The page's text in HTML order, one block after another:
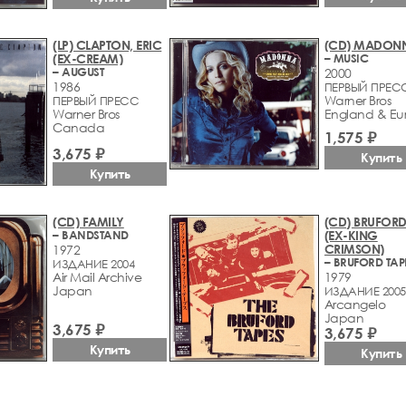
(LP) CLAPTON, ERIC
(EX-CREAM)
– AUGUST
1986
ПЕРВЫЙ ПРЕСС
Warner Bros
Canada
3,675 ₽
Купить
(CD)
– MUSIC
2000
ПЕРВЫЙ
Warner Bros
England &
1,575 ₽
Купить
(CD) FAMILY
– BANDSTAND
1972
ИЗДАНИЕ 2004
Air Mail Archive
Japan
3,675 ₽
Купить
(CD)
(EX-KING
CRIMSON)
– BRUFORD
1979
ИЗДАНИЕ 2005
Arcаngelo
Japan
3,675 ₽
Купить